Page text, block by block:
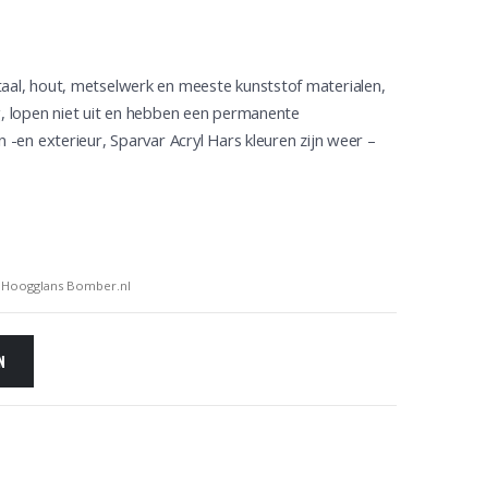
hout, metselwerk en meeste kunststof materialen,
niet uit en hebben een permanente
en exterieur, Sparvar Acryl Hars kleuren zijn weer –
Hoogglans Bomber.nl